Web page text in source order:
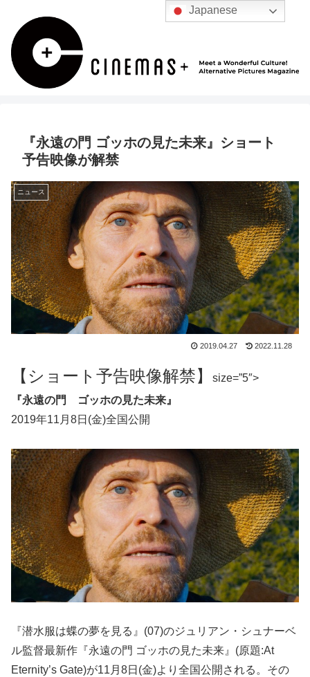
『永遠の門 ゴッホの見た未来』ショート
予告映像が解禁
ニュース
2019.04.27 2022.11.28
【ショート予告映像解禁】
size=”5″>
『永遠の門 ゴッホの見た未来』
2019年11月8日(金)全国公開
『潜水服は蝶の夢を見る』(07)のジュリアン・シュナーベ
ル監督最新作『永遠の門 ゴッホの見た未来』(原題:At
Eternity’s Gate)が11月8日(金)より全国公開される。その
Japanese